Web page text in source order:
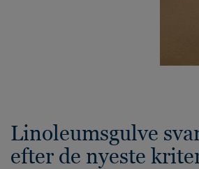
Linoleumsgulve
efter de nyeste